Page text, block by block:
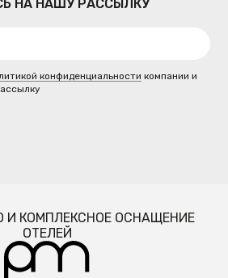
НА НАШУ РАССЫЛКУ
конфиденциальности компании и
И КОМПЛЕКСНОЕ ОСНАЩЕНИЕ
ОТЕЛЕЙ